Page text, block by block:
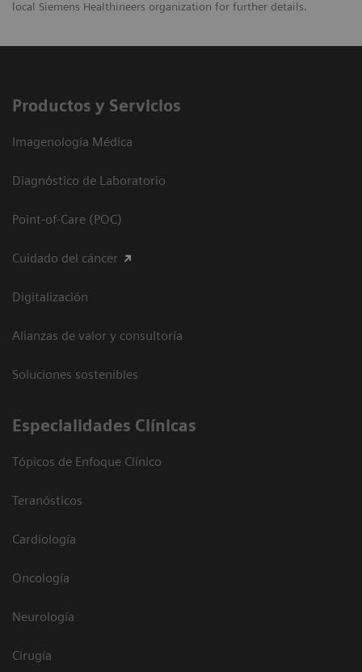
local Siemens Healthineers organization for further details.
Productos y Servicios
Imagenología Médica
Diagnóstico de Laboratorio
Point-of-Care (POC)
Cuidado del cáncer
Digitalización
Alianzas de valor y consultoría
Soluciones sostenibles
Especialidades Clínicas
Tópicos de Enfoque Clínico
Teranósticos
Cardiología
Oncología
Neurología
Cirugía